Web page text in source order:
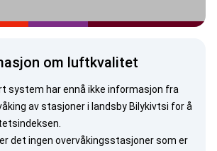
om luftkvalitet
system har ennå ikke informasjon fra
av stasjoner i landsby Bilykivtsi for å
det ingen overvåkingsstasjoner som er